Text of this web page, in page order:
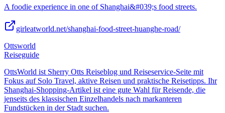
A foodie experience in one of Shanghai&#039;s food streets.
girleatworld.net/shanghai-food-street-huanghe-road/
Ottsworld
Reiseguide
OttsWorld ist Sherry Otts Reiseblog und Reiseservice-Seite mit
Fokus auf Solo Travel, aktive Reisen und praktische Reisetipps. Ihr
Shanghai-Shopping-Artikel ist eine gute Wahl für Reisende, die
jenseits des klassischen Einzelhandels nach markanteren
Fundstücken in der Stadt suchen.